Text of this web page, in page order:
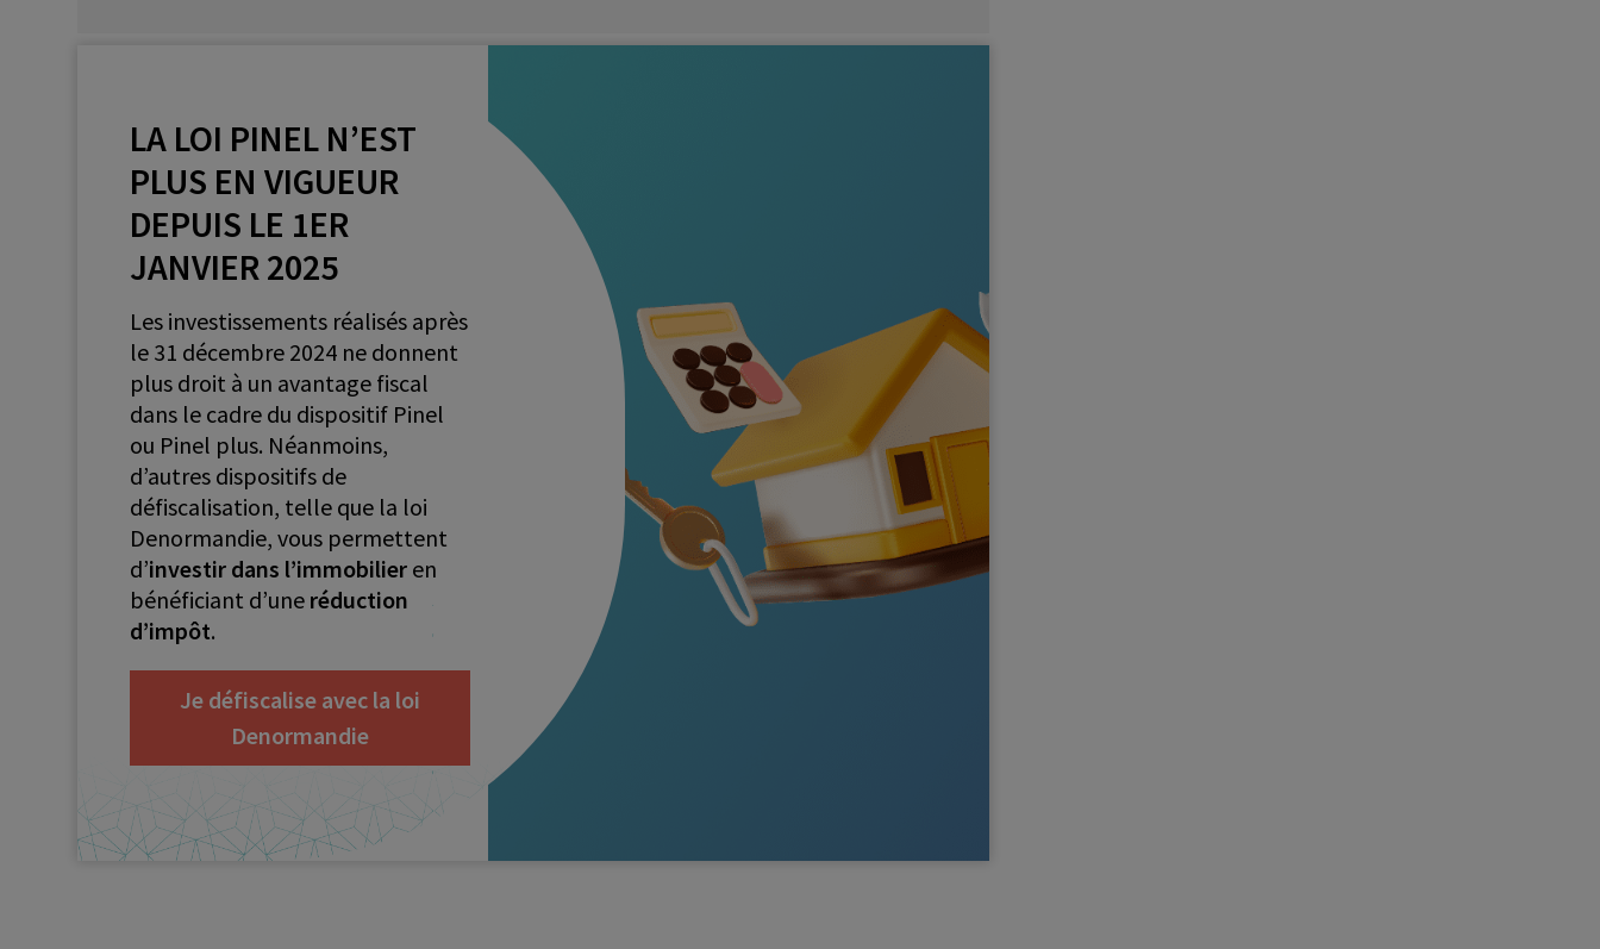
LA LOI PINEL N’EST
PLUS EN VIGUEUR
DEPUIS LE 1ER
JANVIER 2025
Les investissements réalisés après
le 31 décembre 2024 ne donnent
plus droit à un avantage fiscal
dans le cadre du dispositif Pinel
ou Pinel plus. Néanmoins,
d’autres dispositifs de
défiscalisation, telle que la loi
Denormandie, vous permettent
d’investir dans l’immobilier en
bénéficiant d’une réduction
d’impôt.
Je défiscalise avec la loi
Denormandie